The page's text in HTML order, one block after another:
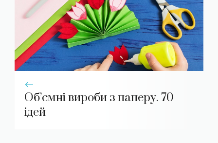
Об’ємні вироби з паперу. 70
ідей